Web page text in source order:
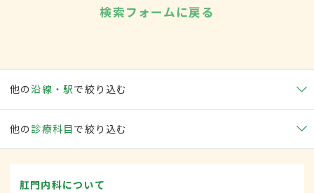
検索フォームに戻る
他の沿線・駅で絞り込む
他の 診療科目で絞り込む
肛門内科について